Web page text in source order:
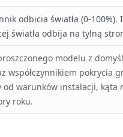
odbicia światła (0-100%).
światła odbija na tylną
modelu z
współczynnikiem pokrycia
od warunków instalacji, kąta
roku.